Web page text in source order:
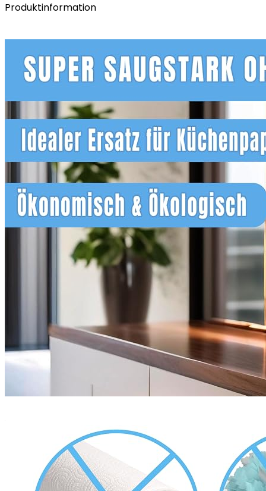
Produktinformation